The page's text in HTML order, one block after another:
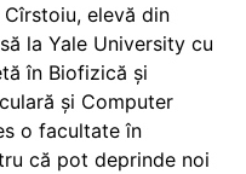
elevă din
la Yale University cu
în Biofizică și
și Computer
o facultate în
că pot deprinde noi